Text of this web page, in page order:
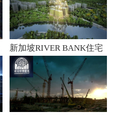
新加坡RIVER BANK住宅
3D动画宣传片